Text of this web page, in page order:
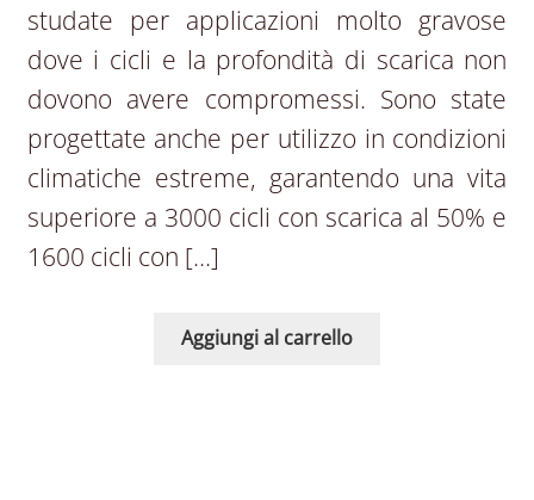
studate per applicazioni molto gravose
dove i cicli e la profondità di scarica non
dovono avere compromessi. Sono state
progettate anche per utilizzo in condizioni
climatiche estreme, garantendo una vita
superiore a 3000 cicli con scarica al 50% e
1600 cicli con […]
Aggiungi al carrello